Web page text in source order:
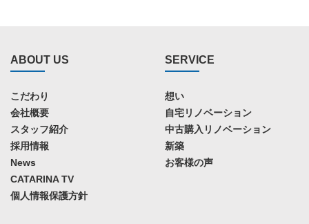
ABOUT US
こだわり
会社概要
スタッフ紹介
採用情報
News
CATARINA TV
個人情報保護方針
SERVICE
想い
自宅リノベーション
中古購入リノベーション
新築
お客様の声